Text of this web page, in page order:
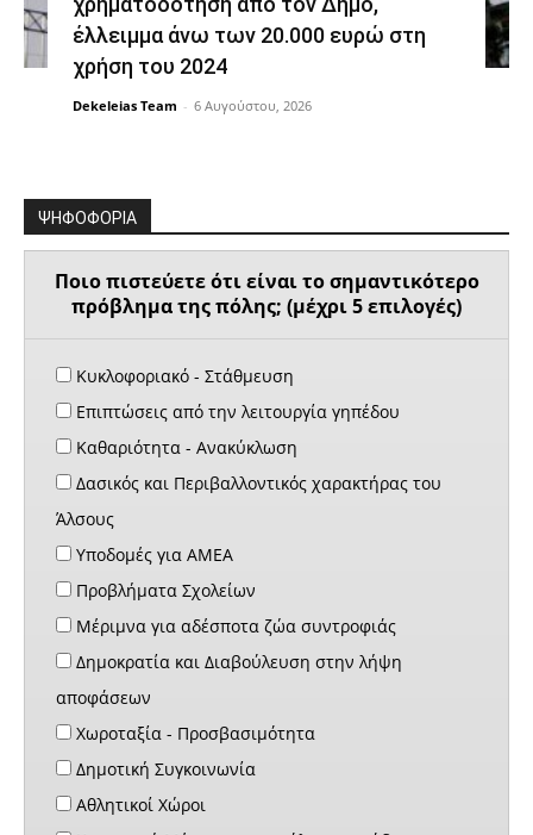
έλλειμμα άνω των 20.000 ευρώ στη
χρήση του 2024
Dekeleias Team - 6 Αυγούστου, 2026
ΨΗΦΟΦΟΡΙΑ
Ποιο πιστεύετε ότι είναι το σημαντικότερο
πρόβλημα της πόλης; (μέχρι 5 επιλογές)
Κυκλοφοριακό - Στάθμευση
Επιπτώσεις από την λειτουργία γηπέδου
Καθαριότητα - Ανακύκλωση
Δασικός και Περιβαλλοντικός χαρακτήρας του
Άλσους
Υποδομές για ΑΜΕΑ
Προβλήματα Σχολείων
Μέριμνα για αδέσποτα ζώα συντροφιάς
Δημοκρατία και Διαβούλευση στην λήψη
αποφάσεων
Χωροταξία - Προσβασιμότητα
Δημοτική Συγκοινωνία
Αθλητικοί Χώροι